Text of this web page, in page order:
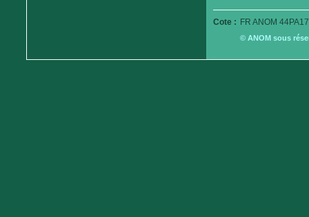
Cote : FR ANOM
© ANOM sous